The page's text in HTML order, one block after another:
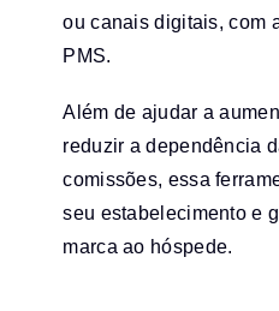
ou canais digitais, com
PMS.
Além de ajudar a
reduzir a dependência
comissões, essa
seu estabelecimento e
marca ao hóspede.